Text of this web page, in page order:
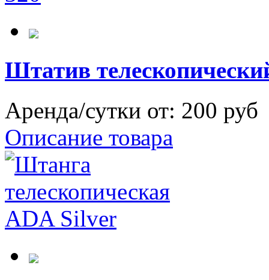
Штатив
Аренда/сутки от: 200 руб
Описание товара